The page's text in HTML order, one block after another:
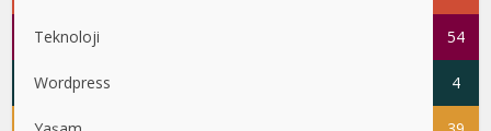
Teknoloji 54
Wordpress 4